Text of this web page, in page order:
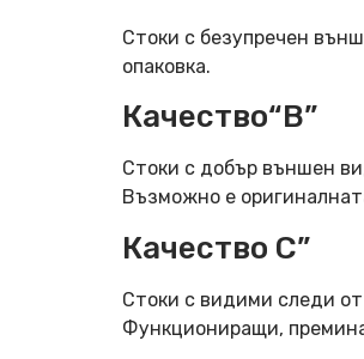
Стоки с безупречен
опаковка.
Качество“B”
Стоки с добър външен
Възможно е
Качество C”
Стоки с видими следи
Функциониращи,